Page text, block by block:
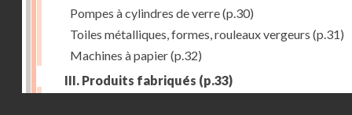
Pompes à cylindres de verre(p.30)
Toiles métalliques, formes, rouleaux vergeurs (p.31)
Machines à papier(p.32)
III. Produits fabriqués (p.33)
Papiers à journaux(p.39)